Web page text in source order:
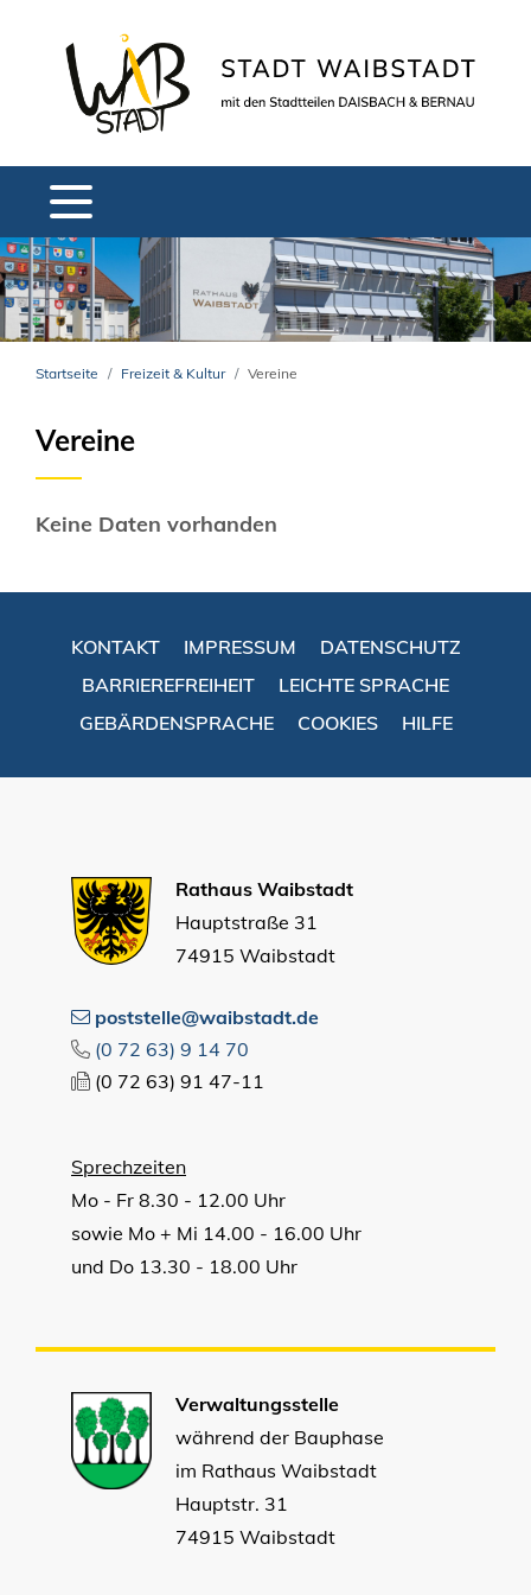
Startseite Freizeit & Kultur Vereine
Vereine
Keine Daten vorhanden
KONTAKT IMPRESSUM
DATENSCHUTZ
BARRIEREFREIHEIT
LEICHTE SPRACHE
GEBÄRDENSPRACHE
COOKIES HILFE
Rathaus Waibstadt
Hauptstraße 31
74915 Waibstadt
poststelle@waibstadt.de
(0 72 63) 9 14 70
(0 72 63) 91 47-11
Sprechzeiten
Mo - Fr 8.30 - 12.00 Uhr
sowie Mo + Mi 14.00 - 16.00 Uhr
und Do 13.30 - 18.00 Uhr
Verwaltungsstelle
während der Bauphase
im Rathaus Waibstadt
Hauptstr. 31
74915 Waibstadt